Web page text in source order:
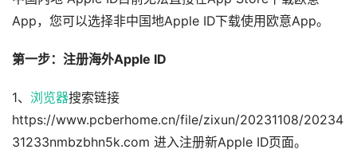
App，您可以选择非中国地Apple ID下载使用欧意App。
第一步：注册海外Apple ID
1、 浏览器搜索链接
https://www.pcberhome.cn/file/zixun/20231108/20234
31233nmbzbhn5k.com 进入注册新Apple ID页面。